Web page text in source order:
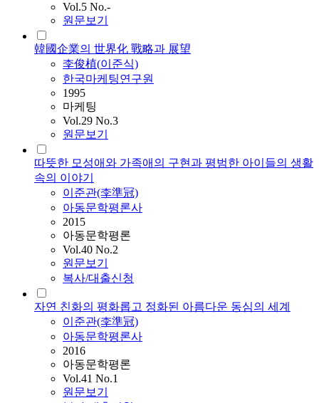
Vol.5 No.-
원문보기
韓國企業의 世界化 戰略과 展望
李俊植(이준식)
한국마케팅연구원
1995
마케팅
Vol.29 No.3
원문보기
따뜻한 모성애와 가족애의 구현과 평범한 아이들의 생활
속의 이야기
이준관(李準冠)
아동문학평론사
2015
아동문학평론
Vol.40 No.2
원문보기
복사/대출신청
자연 친화의 평화롭고 정화된 아름다운 동심의 세계
이준관(李準冠)
아동문학평론사
2016
아동문학평론
Vol.41 No.1
원문보기